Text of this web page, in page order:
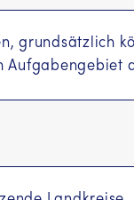
grundsätzlich
Aufgabengebiet